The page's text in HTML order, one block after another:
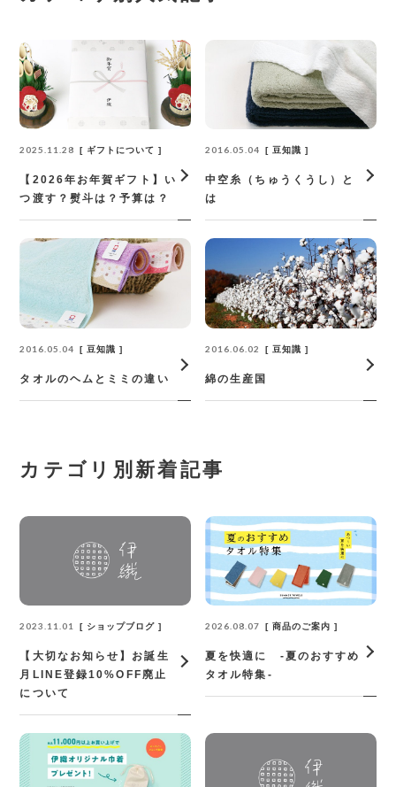
2025.11.28 ギフトについて
【2026年お年賀ギフト】い
つ渡す？熨斗は？予算は？
2016.05.04 豆知識
中空糸（ちゅうくうし）と
は
2016.05.04 豆知識
タオルのヘムとミミの違い
2016.06.02 豆知識
綿の生産国
カテゴリ別新着記事
2023.11.01 ショップブログ
【大切なお知らせ】お誕生
月LINE登録10%OFF廃止
について
2026.08.07 商品のご案内
夏を快適に -夏のおすすめ
タオル特集-